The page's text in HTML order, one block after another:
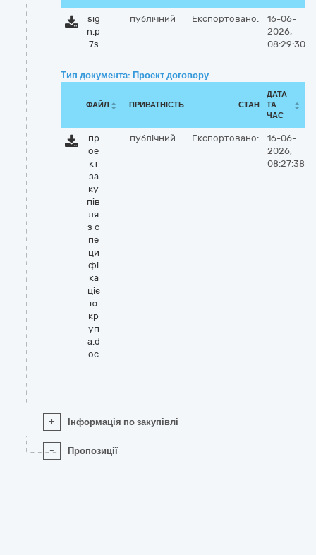
sig
n.p
7s
публічний Експортовано:
16-06-
2026,
08:29:30
Тип документа: Проект договору
ФАЙЛ ПРИВАТНІСТЬ СТАН
ДАТА
ТА
ЧАС
пр
ое
кт
за
ку
пів
ля
з с
пе
ци
фі
ка
ціє
ю
кр
уп
а.d
oc
публічний Експортовано:
16-06-
2026,
08:27:38
+ Інформація по закупівлі
- Пропозиції